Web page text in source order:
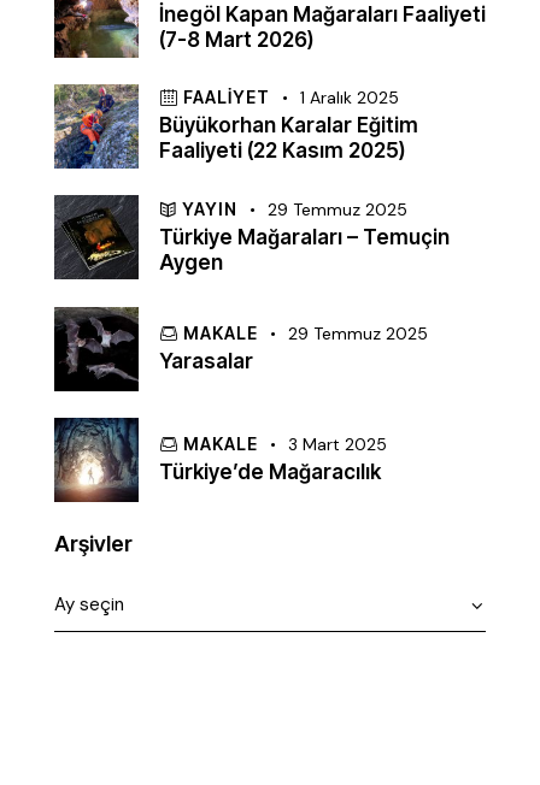
İnegöl Kapan Mağaraları Faaliyeti
(7-8 Mart 2026)
FAALIYET 1 Aralık 2025
Büyükorhan Karalar Eğitim
Faaliyeti (22 Kasım 2025)
YAYIN 29 Temmuz 2025
Türkiye Mağaraları – Temuçin
Aygen
MAKALE 29 Temmuz 2025
Yarasalar
MAKALE 3 Mart 2025
Türkiye’de Mağaracılık
Arşivler